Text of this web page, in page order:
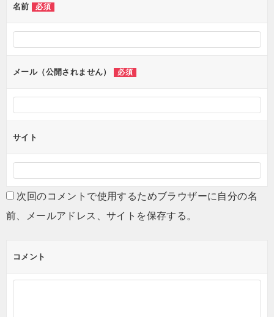
ー
シ
ョ
ン
名前 必須
メール（公開されません） 必須
サイト
次回のコメントで使用するためブラウザーに自分の名
前、メールアドレス、サイトを保存する。
コメント